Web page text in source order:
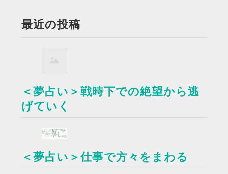
最近の投稿
＜夢占い＞戦時下での絶望から逃
げていく
＜夢占い＞仕事で方々をまわる